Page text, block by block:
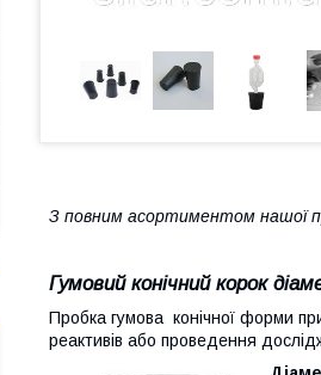
З повним асортиментом нашої
Гумовий конічний корок
Пробка гумова конічної форми
реактивів або проведення